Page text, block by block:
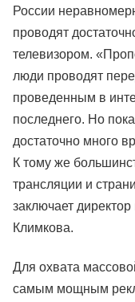
России
проводят
телевизором.
люди проводят
проведенным в
последнего. Но
достаточно много
К тому же
трансляции и
заключает
Климкова.
Для охвата
самым мощным